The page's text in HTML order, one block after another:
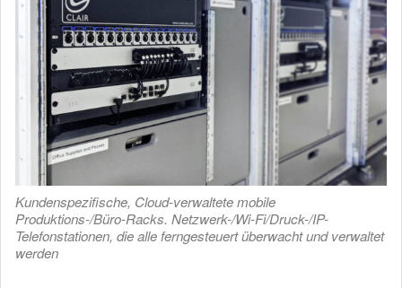
Kundenspezifische, Cloud-verwaltete mobile
Produktions-/Büro-Racks. Netzwerk-/Wi-Fi/Druck-/IP-
Telefonstationen, die alle ferngesteuert überwacht und verwaltet
werden